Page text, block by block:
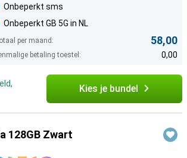
Onbeperkt sms
Onbeperkt GB 5G in NL
per maand: 58,00
betaling toestel: 0,00
Kies je bundel
128GB Zwart